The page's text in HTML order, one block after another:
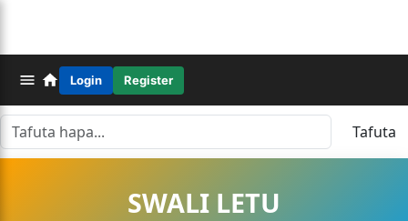
Login Register
Tafuta
SWALI LETU